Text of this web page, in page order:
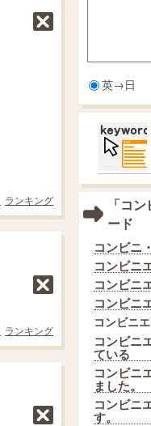
ランキング
ランキング
英→日
「コ
ード
コンビニ
コンビニ
コンビニ
コンビニ
コンビニ
コンビニ
ている
コンビニ
ました。
コンビニ
す。